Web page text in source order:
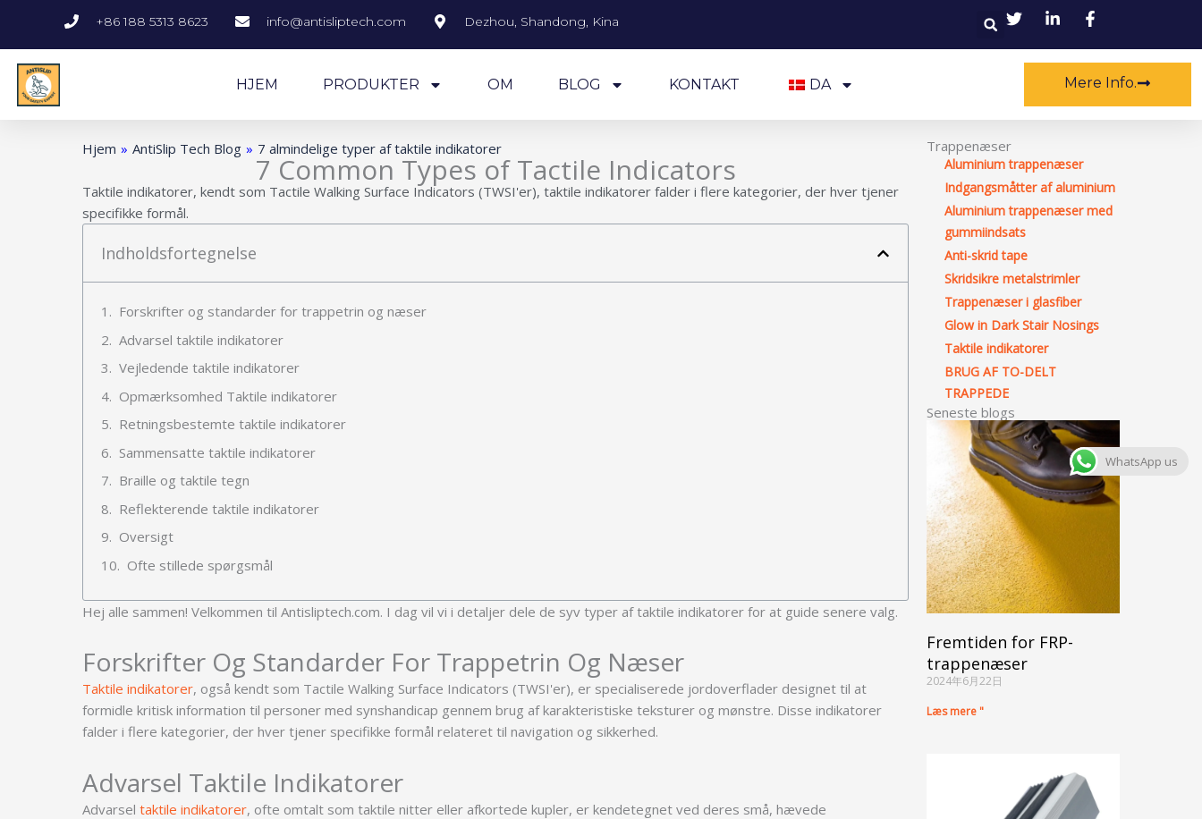
indholdet
+86 188 5313 8623 info@antisliptech.com Dezhou, Shandong, Kina Søg
HJEM PRODUKTER OM BLOG KONTAKT DA Mere Info.
Hjem » AntiSlip Tech Blog » 7 almindelige typer af taktile indikatorer
7 Common Types of Tactile Indicators
Taktile indikatorer, kendt som Tactile Walking Surface Indicators (TWSI'er), taktile indikatorer falder i flere kategorier, der hver tjener
specifikke formål.
Indholdsfortegnelse
Forskrifter og standarder for trappetrin og næser
Advarsel taktile indikatorer
Vejledende taktile indikatorer
Opmærksomhed Taktile indikatorer
Retningsbestemte taktile indikatorer
Sammensatte taktile indikatorer
Braille og taktile tegn
Reflekterende taktile indikatorer
Oversigt
Ofte stillede spørgsmål
Hej alle sammen! Velkommen til Antisliptech.com. I dag vil vi i detaljer dele de syv typer af taktile indikatorer for at guide senere valg.
Forskrifter Og Standarder For Trappetrin Og Næser
Taktile indikatorer, også kendt som Tactile Walking Surface Indicators (TWSI'er), er specialiserede jordoverflader designet til at
formidle kritisk information til personer med synshandicap gennem brug af karakteristiske teksturer og mønstre. Disse indikatorer
falder i flere kategorier, der hver tjener specifikke formål relateret til navigation og sikkerhed.
Advarsel Taktile Indikatorer
Advarsel taktile indikatorer, ofte omtalt som taktile nitter eller afkortede kupler, er kendetegnet ved deres små, hævede
Trappenæser
Aluminium trappenæser
Indgangsmåtter af aluminium
Aluminium trappenæser med
gummiindsats
Anti-skrid tape
Skridsikre metalstrimler
Trappenæser i glasfiber
Glow in Dark Stair Nosings
Taktile indikatorer
BRUG AF TO-DELT
TRAPPEDE
Seneste blogs
Fremtiden for FRP-
trappenæser
2024年6月22日
Læs mere "
WhatsApp us